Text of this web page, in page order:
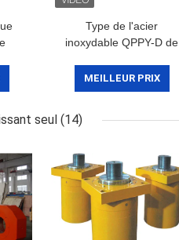
Type de l'acier
inoxydable QPPY-D de
d'industrie pétrolière
MEILLEUR PRIX
seul (14)